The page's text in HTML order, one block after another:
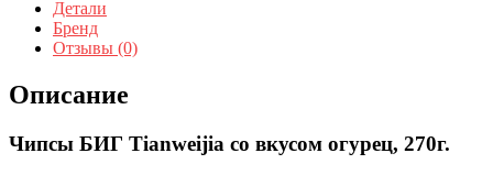
Детали
Бренд
Отзывы (0)
Описание
Чипсы БИГ Tianweijia со вкусом огурец, 270г.